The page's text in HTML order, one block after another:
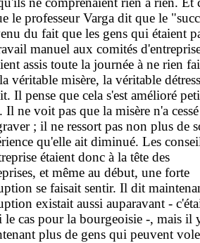
le professeur Varga dit que le
du fait que les gens qui étaient
manuel aux comités
assis toute la journée à ne rien
véritable misère, la véritable
Il pense que cela s'est amélioré
Il ne voit pas que la misère n'a
; il ne ressort pas non plus de
qu'elle ait diminué. Les
étaient donc à la tête des
et même au début, une forte
se faisait sentir. Il dit
existait aussi auparavant -
le cas pour la bourgeoisie -, mais il
plus de gens qui peuvent